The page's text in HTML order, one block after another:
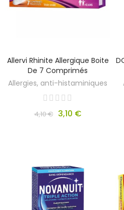
Allervi Rhinite Allergique Boite
De 7 Comprimés
Allergies, anti-histaminiques
4,10 € 3,10 €